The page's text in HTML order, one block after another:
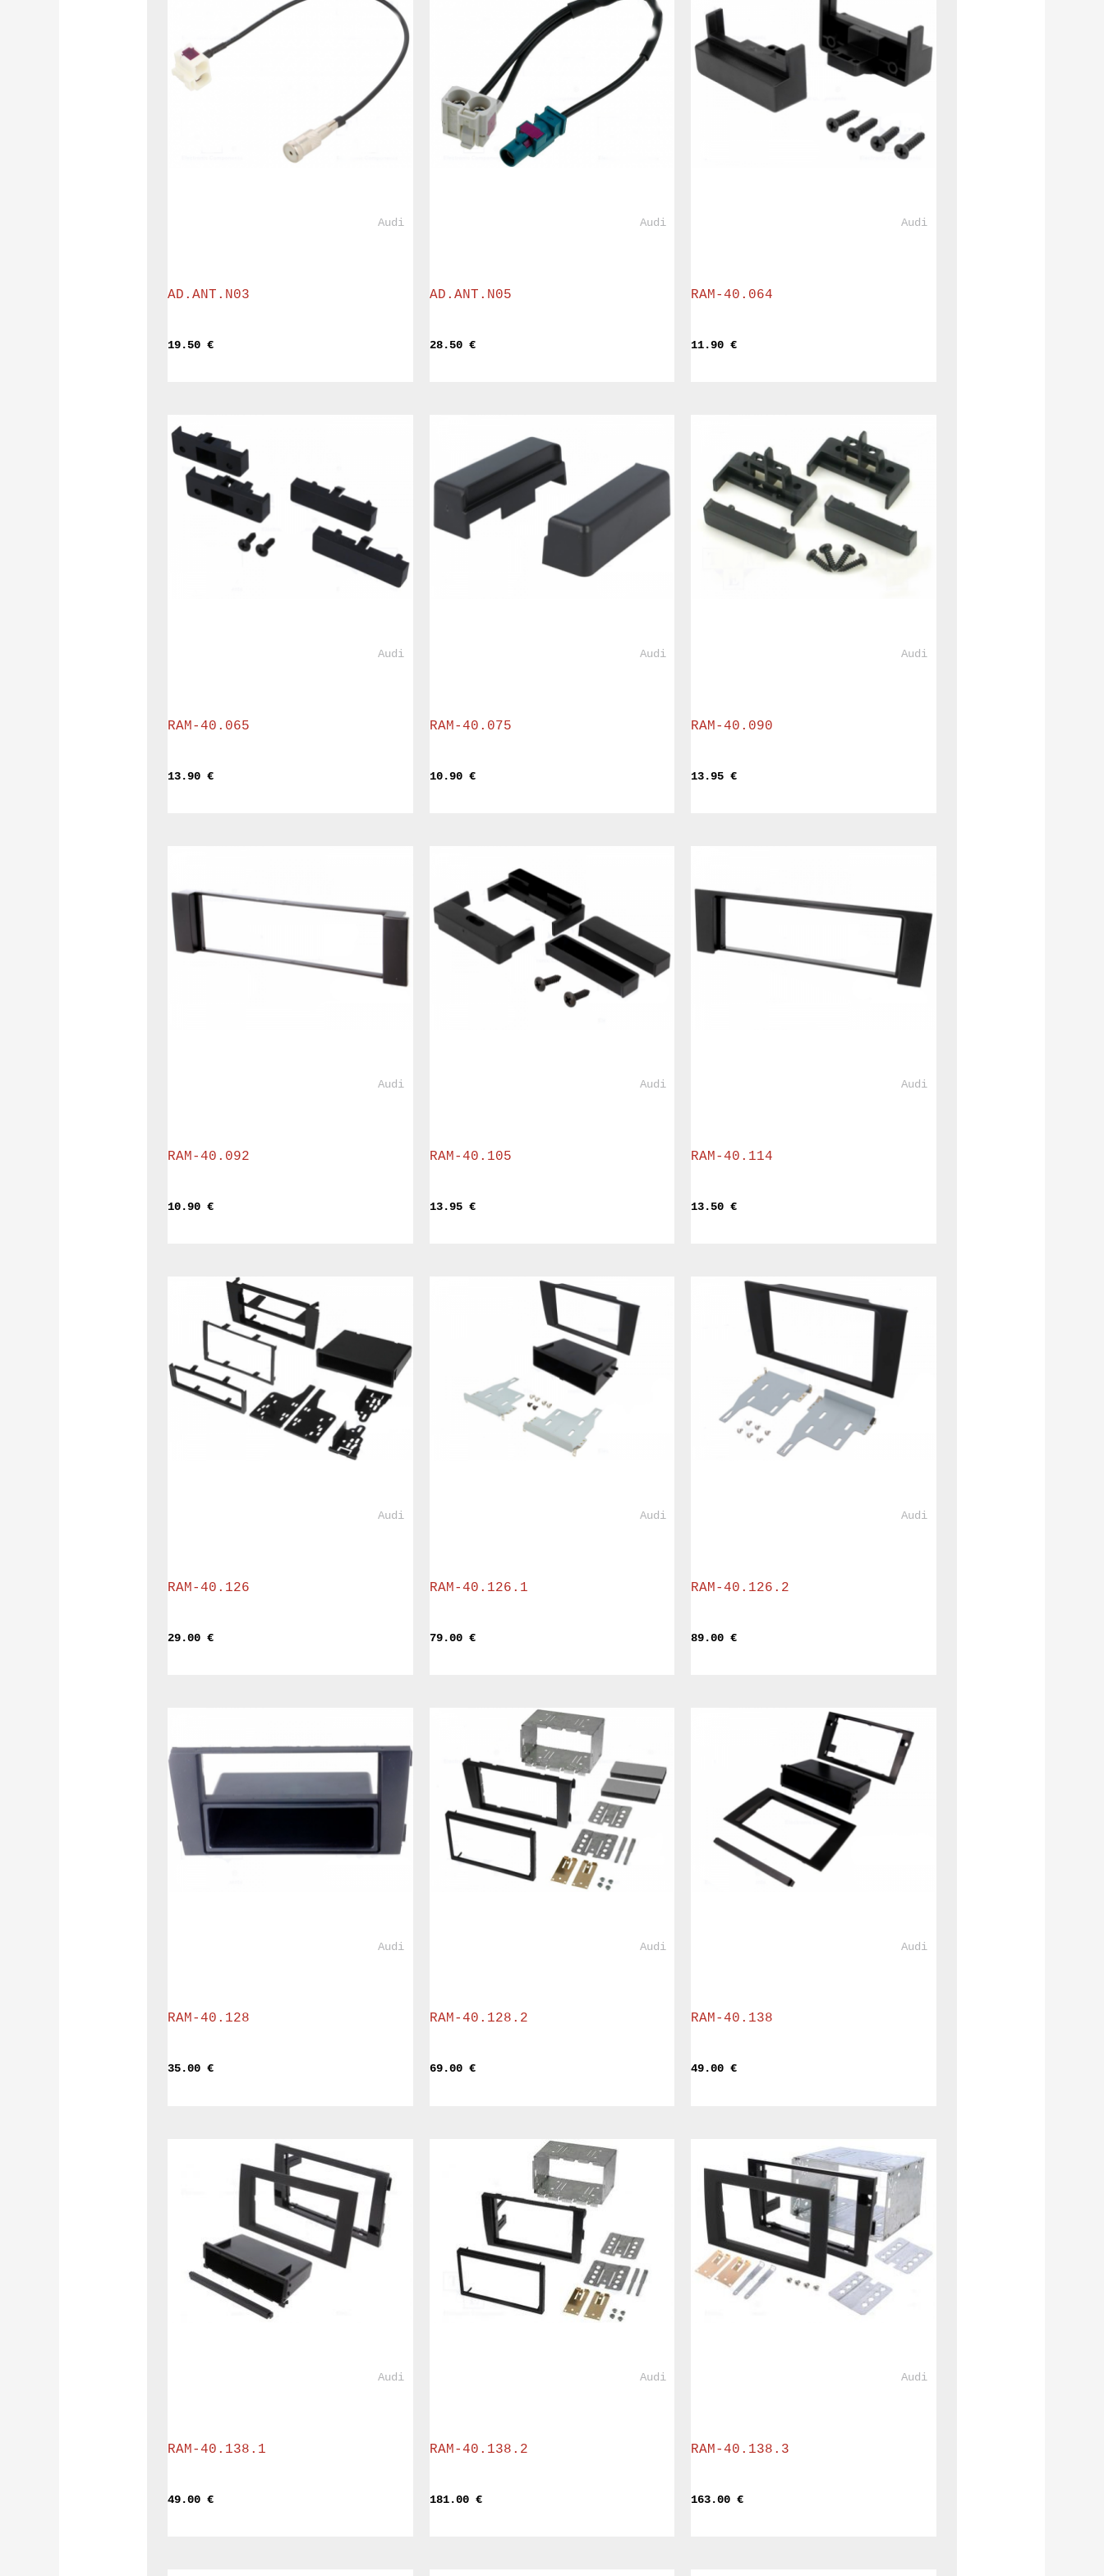
AD.ANT.N03
19.50 €
				Audi
AD.ANT.N05
28.50 €
RAM-40.064
11.90 €
RAM-40.065
13.90 €
				Audi
RAM-40.075
10.90 €
RAM-40.090
13.95 €
RAM-40.092
10.90 €
				Audi
RAM-40.105
13.95 €
RAM-40.114
13.50 €
RAM-40.126
29.00 €
				Audi
RAM-40.126.1
79.00 €
RAM-40.126.2
89.00 €
RAM-40.128
35.00 €
				Audi
RAM-40.128.2
69.00 €
RAM-40.138
49.00 €
RAM-40.138.1
49.00 €
				Audi
RAM-40.138.2
181.00 €
RAM-40.138.3
163.00 €